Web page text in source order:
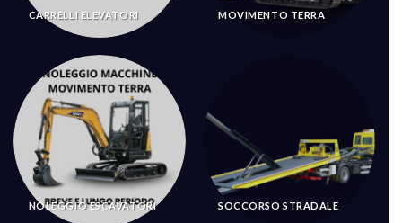
CARRELLI ELEVATORI MOVIMENTO TERRA
NOLEGGIO ESCAVATORI SOCCORSO STRADALE